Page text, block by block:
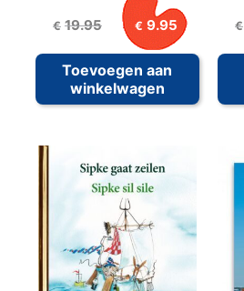
€ 19.95
Oorspronkelijke
prijs
was:
€19.95.
€ 9.95
Huidige
is:
Toevoegen aan
winkelwagen
€